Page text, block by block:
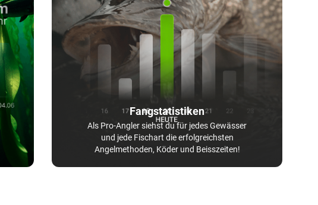
Fangstatistiken
Als Pro-Angler siehst du für jedes Gewässer
und jede Fischart die erfolgreichsten
Angelmethoden, Köder und Beisszeiten!